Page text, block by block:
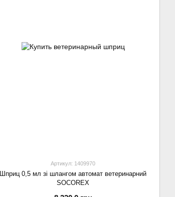
Артикул: 1409970
Шприц 0,5 мл зі шлангом автомат ветеринарний
SOCOREX